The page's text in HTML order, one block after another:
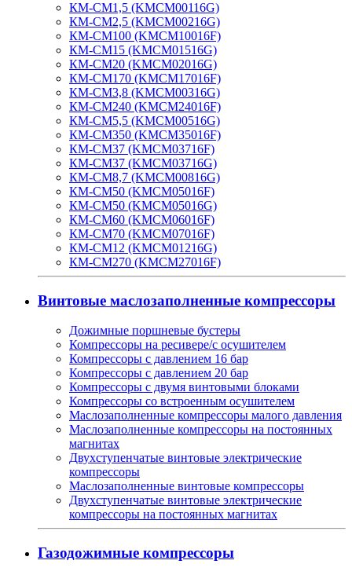
КМ-СМ1,5 (KMCM00116G)
КМ-СМ2,5 (KMCM00216G)
КМ-СМ100 (KMCM10016F)
КМ-СМ15 (KMCM01516G)
КМ-СМ20 (KMCM02016G)
КМ-СМ170 (KMCM17016F)
КМ-СМ3,8 (KMCM00316G)
КМ-СМ240 (KMCM24016F)
КМ-СМ5,5 (KMCM00516G)
КМ-СМ350 (KMCM35016F)
КМ-СМ37 (KMCM03716F)
КМ-СМ37 (KMCM03716G)
КМ-СМ8,7 (KMCM00816G)
КМ-СМ50 (KMCM05016F)
КМ-СМ50 (KMCM05016G)
КМ-СМ60 (KMCM06016F)
КМ-СМ70 (KMCM07016F)
КМ-СМ12 (KMCM01216G)
КМ-СМ270 (KMCM27016F)
Винтовые маслозаполненные компрессоры
Дожимные поршневые бустеры
Компрессоры на ресивере/с осушителем
Компрессоры с давлением 16 бар
Компрессоры с давлением 20 бар
Компрессоры с двумя винтовыми блоками
Компрессоры со встроенным осушителем
Маслозаполненные компрессоры малого давления
Маслозаполненные компрессоры на постоянных
магнитах
Двухступенчатые винтовые электрические
компрессоры
Маслозаполненные винтовые компрессоры
Двухступенчатые винтовые электрические
компрессоры на постоянных магнитах
Газодожимные компрессоры